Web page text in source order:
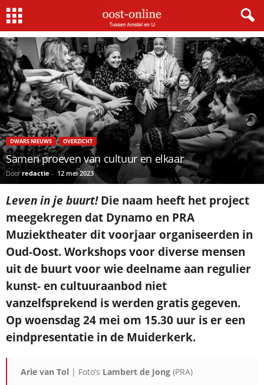
Home Samen proeven van cultuur en elkaar
DWARS NIEUWS OVERZICHT
Samen proeven van cultuur en elkaar
Door redactie - 12 mei 2023
Leven in je buurt!Die naam heeft het project
meegekregen dat Dynamo en PRA
Muziektheater dit voorjaar organiseerden in
Oud-Oost. Workshops voor diverse mensen
uit de buurt voor wie deelname aan regulier
kunst- en cultuuraanbod niet
vanzelfsprekend is werden gratis gegeven.
Op woensdag 24 mei om 15.30 uur is er een
eindpresentatie in de Muiderkerk.
Arie van Tol | Foto’s Lambert de Jong (PRA)